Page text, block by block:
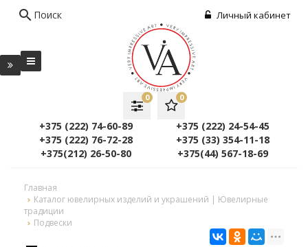
0
0
search Поиск
+375 (222) 74-60-89
+375 (222) 24-54-45
+375 (222) 76-72-28
+375 (33) 354-11-18
+375(212) 26-50-80
+375(44) 567-18-69
Личный кабинет
Главная
Каталог ювелирных изделий и украшений | Ювелирные
традиции
Подвески